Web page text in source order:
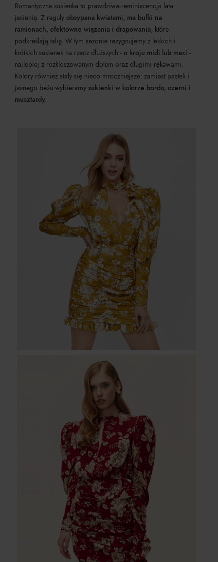
Romantyczna sukienka to prawdziwa reminiscencja lata
jesienią. Z reguły obsypana kwiatami, ma bufki na
ramionach, efektowne wiązania i drapowania, które
podkreślają talię. W tym sezonie rezygnujemy z lekkich i
krótkich sukienek na rzecz dłuższych - o kroju midi lub maxi -
najlepiej z rozkloszowanym dołem oraz długimi rękawami.
Kolory również stały się nieco mroczniejsze: zamiast pasteli i
jasnego beżu wybieramy sukienki w kolorze bordo, czerni i
musztardy.